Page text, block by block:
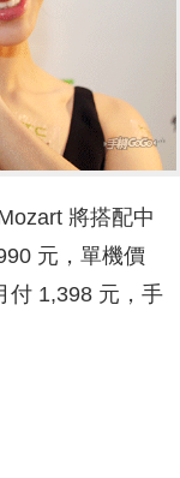
將搭配中
元，單機價
付 1,398 元，手